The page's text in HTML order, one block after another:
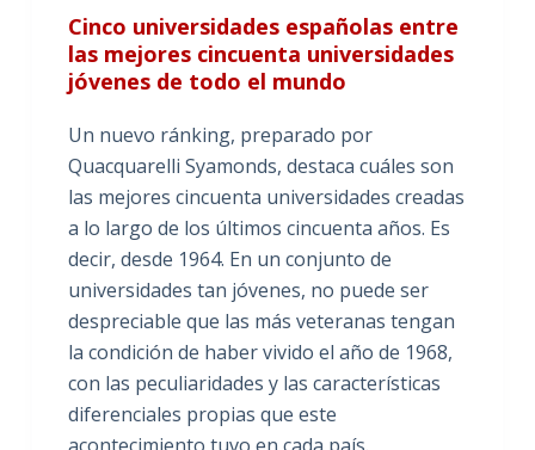
Cinco universidades españolas entre
las mejores cincuenta universidades
jóvenes de todo el mundo
Un nuevo ránking, preparado por
Quacquarelli Syamonds, destaca cuáles son
las mejores cincuenta universidades creadas
a lo largo de los últimos cincuenta años. Es
decir, desde 1964. En un conjunto de
universidades tan jóvenes, no puede ser
despreciable que las más veteranas tengan
la condición de haber vivido el año de 1968,
con las peculiaridades y las características
diferenciales propias que este